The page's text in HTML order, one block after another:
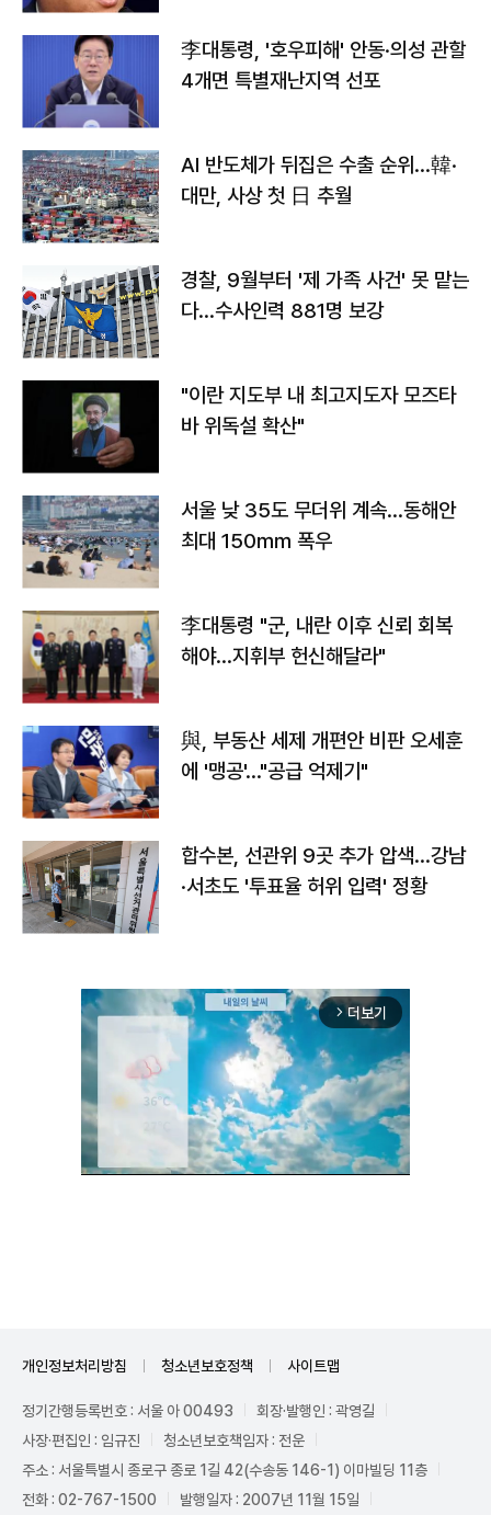
李대통령, '호우피해' 안동·의성 관할
4개면 특별재난지역 선포
AI 반도체가 뒤집은 수출 순위…韓·
대만, 사상 첫 日 추월
경찰, 9월부터 '제 가족 사건' 못 맡는
다…수사인력 881명 보강
"이란 지도부 내 최고지도자 모즈타
바 위독설 확산"
서울 낮 35도 무더위 계속…동해안
최대 150㎜ 폭우
李대통령 "군, 내란 이후 신뢰 회복
해야…지휘부 헌신해달라"
與, 부동산 세제 개편안 비판 오세훈
에 '맹공'…"공급 억제기"
합수본, 선관위 9곳 추가 압색…강남
·서초도 '투표율 허위 입력' 정황
arrow_forward_ios 더보기
개인정보처리방침 청소년보호정책 사이트맵
정기간행등록번호 : 서울 아 00493
회장·발행인 : 곽영길
사장·편집인 : 임규진
청소년보호책임자 : 전운
주소 : 서울특별시 종로구 종로 1길 42(수송동 146-1) 이마빌딩 11층
전화 : 02-767-1500
발행일자 : 2007년 11월 15일